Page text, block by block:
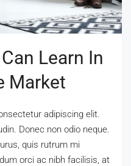
Learn In
Market
adipiscing elit.
Donec non odio neque.
quis rutrum mi
orci ac nibh facilisis, at